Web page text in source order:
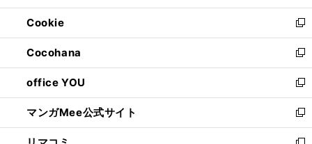
開
く
ウ
で
開
く
ン
ド
ウ
で
開
く
ウ
ィ
ン
ド
ウ
で
開
く
Cookie
新
し
い
ウ
ィ
ン
ド
ウ
Cocohana
新
し
い
ウ
ィ
ン
office YOU
新
し
い
ウ
マンガMee公式サイト
新
し